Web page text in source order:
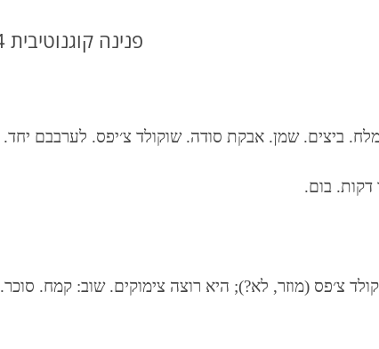
פנינה קוגנוטיבית #014 כסלו י׳ט, תשעה 11/12/14
. ביצים.שמן. אבקת סודה.שוקולד צ׳יפס. לערבבם יחד.
.
צ׳פס (מוזר, לא?); היא רוצה צימוקים.שוב: קמח. סוכר.